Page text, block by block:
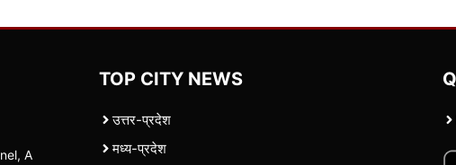
A
TOP CITY NEWS
उत्तर-प्रदेश
मध्य-प्रदेश